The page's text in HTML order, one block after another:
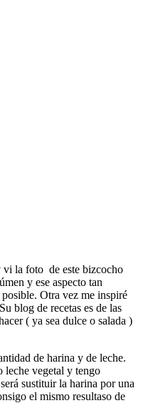
vi la foto de este bizcocho
y ese aspecto tan
posible. Otra vez me inspiré
blog de recetas es de las
( ya sea dulce o salada )
de harina y de leche.
leche vegetal y tengo
sustituir la harina por una
el mismo resultaso de